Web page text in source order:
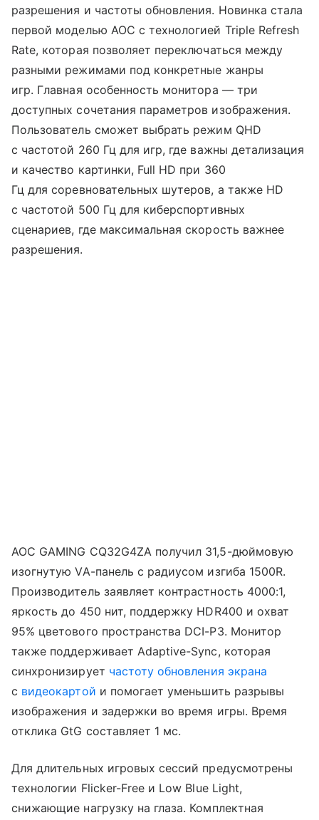
разрешения и частоты обновления. Новинка стала
первой моделью AOC с технологией Triple Refresh
Rate, которая позволяет переключаться между
разными режимами под конкретные жанры
игр. Главная особенность монитора — три
доступных сочетания параметров изображения.
Пользователь сможет выбрать режим QHD
с частотой 260 Гц для игр, где важны детализация
и качество картинки, Full HD при 360
Гц для соревновательных шутеров, а также HD
с частотой 500 Гц для киберспортивных
сценариев, где максимальная скорость важнее
разрешения.
AOC GAMING CQ32G4ZA получил 31,5-дюймовую
изогнутую VA-панель с радиусом изгиба 1500R.
Производитель заявляет контрастность 4000:1,
яркость до 450 нит, поддержку HDR400 и охват
95% цветового пространства DCI-P3. Монитор
также поддерживает Adaptive-Sync, которая
синхронизирует частоту обновления экрана
с видеокартой и помогает уменьшить разрывы
изображения и задержки во время игры. Время
отклика GtG составляет 1 мс.
Для длительных игровых сессий предусмотрены
технологии Flicker-Free и Low Blue Light,
снижающие нагрузку на глаза. Комплектная